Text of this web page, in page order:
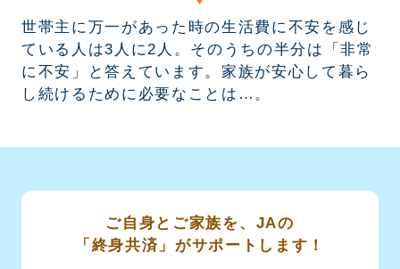
世帯主に万一があった時の生活費に不安を感じ
ている人は3人に2人。そのうちの半分は「非常
に不安」と答えています。家族が安心して暮ら
し続けるために必要なことは…。
ご自身とご家族を、JAの
「終身共済」がサポートします！